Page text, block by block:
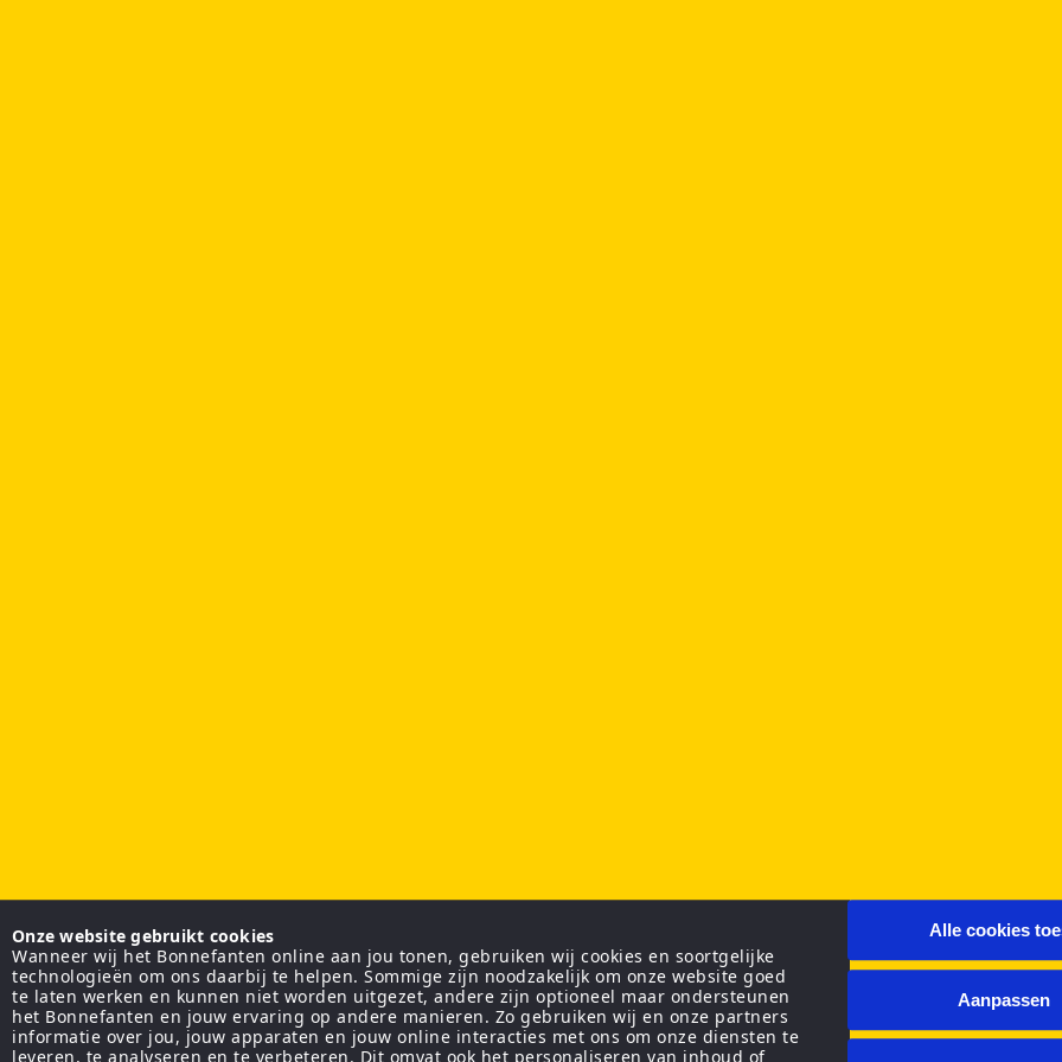
Onze website gebruikt cookies
Wanneer wij het Bonnefanten online aan jou tonen, gebruiken wij cookies en soortgelijke
technologieën om ons daarbij te helpen. Sommige zijn noodzakelijk om onze website goed
te laten werken en kunnen niet worden uitgezet, andere zijn optioneel maar ondersteunen
het Bonnefanten en jouw ervaring op andere manieren. Zo gebruiken wij en onze partners
informatie over jou, jouw apparaten en jouw online interacties met ons om onze diensten te
leveren, te analyseren en te verbeteren. Dit omvat ook het personaliseren van inhoud of
Alle cookies
Aanpassen